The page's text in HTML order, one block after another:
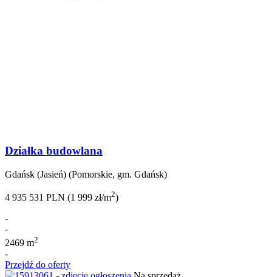
Działka budowlana
Gdańsk (Jasień) (Pomorskie, gm. Gdańsk)
4 935 531 PLN (1 999 zł/m2)
-
-
2469 m2
-
Przejdź do oferty